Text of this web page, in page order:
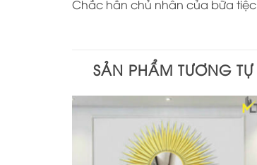
Chắc hẳn chủ nhân của bữa
SẢN PHẨM TƯƠNG TỰ